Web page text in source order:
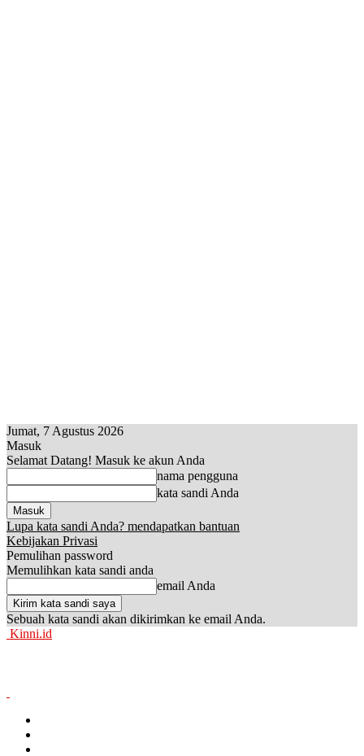
Jumat, 7 Agustus 2026
Masuk
Selamat Datang! Masuk ke akun Anda
nama pengguna
kata sandi Anda
Lupa kata sandi Anda? mendapatkan bantuan
Kebijakan Privasi
Pemulihan password
Memulihkan kata sandi anda
email Anda
Sebuah kata sandi akan dikirimkan ke email Anda.
Kinni.id